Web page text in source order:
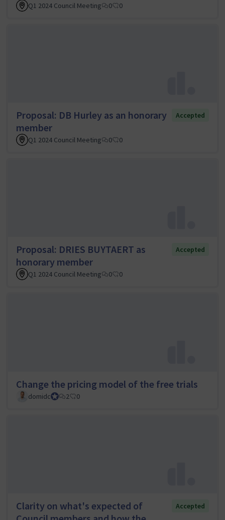
Q1 2024 Council Meeting 0 0
Proposal: DB Hurley as an honorary
member
Accepted
Q1 2024 Council Meeting 0 0
Proposal: DRIES BUYTAERT as
honorary member
Accepted
Q1 2024 Council Meeting 0 0
Change the pricing model of the free trials
domidcCouncil member
2 0
Clarity on what's expected of
Accepted